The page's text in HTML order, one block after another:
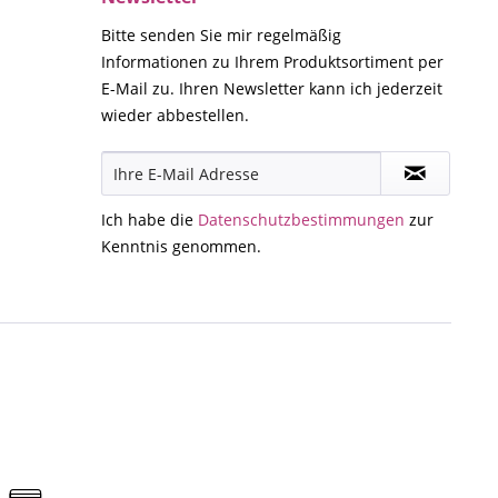
Bitte senden Sie mir regelmäßig
Informationen zu Ihrem Produktsortiment per
E-Mail zu. Ihren Newsletter kann ich jederzeit
wieder abbestellen.
Ich habe die Datenschutzbestimmungen zur
Kenntnis genommen.